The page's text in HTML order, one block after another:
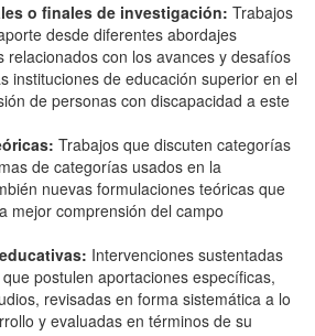
o finales de investigación: Trabajos
desde diferentes abordajes
relacionados con los avances y desafíos
instituciones de educación superior en el
de personas con discapacidad a este
Trabajos que discuten categorías
de categorías usados en la
nuevas formulaciones teóricas que
mejor comprensión del campo
Intervenciones sustentadas
postulen aportaciones específicas,
revisadas en forma sistemática a lo
y evaluadas en términos de su